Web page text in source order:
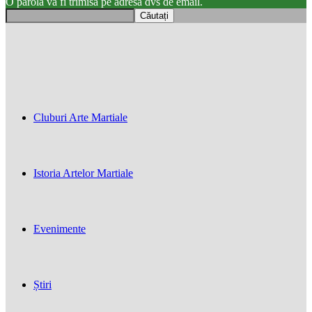
Cluburi Arte Martiale
Istoria Artelor Martiale
Evenimente
Știri